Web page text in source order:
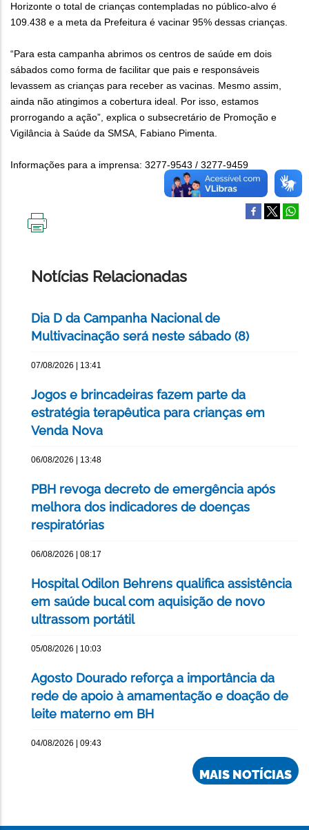
Horizonte o total de crianças contempladas no público-alvo é
109.438 e a meta da Prefeitura é vacinar 95% dessas crianças.
“Para esta campanha abrimos os centros de saúde em dois
sábados como forma de facilitar que pais e responsáveis
levassem as crianças para receber as vacinas. Mesmo assim,
ainda não atingimos a cobertura ideal. Por isso, estamos
prorrogando a ação”, explica o subsecretário de Promoção e
Vigilância à Saúde da SMSA, Fabiano Pimenta.
Informações para a imprensa: 3277-9543 / 3277-9459
Notícias Relacionadas
Dia D da Campanha Nacional de
Multivacinação será neste sábado (8)
07/08/2026 | 13:41
Jogos e brincadeiras fazem parte da
estratégia terapêutica para crianças em
Venda Nova
06/08/2026 | 13:48
PBH revoga decreto de emergência após
melhora dos indicadores de doenças
respiratórias
06/08/2026 | 08:17
Hospital Odilon Behrens qualifica assistência
em saúde bucal com aquisição de novo
ultrassom portátil
05/08/2026 | 10:03
Agosto Dourado reforça a importância da
rede de apoio à amamentação e doação de
leite materno em BH
04/08/2026 | 09:43
MAIS NOTÍCIAS